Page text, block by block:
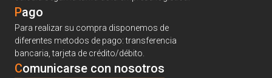
Pago
Para realizar su compra disponemos de
diferentes metodos de pago: transferencia
bancaria, tarjeta de crédito/débito.
Comunicarse con nosotros